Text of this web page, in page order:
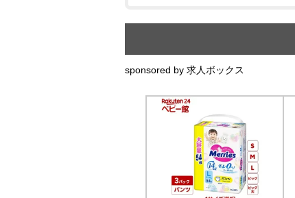
sponsored by 求人ボックス